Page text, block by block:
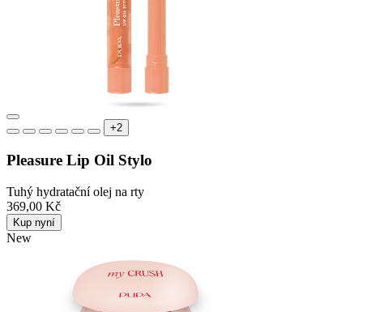
+2
Pleasure Lip Oil Stylo
Tuhý hydratační olej na rty
369,00 Kč
Kup nyní
New